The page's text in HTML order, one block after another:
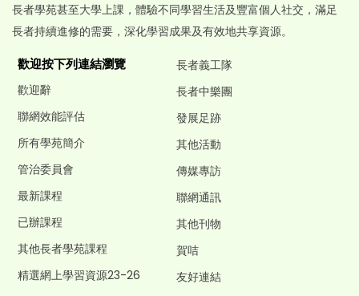
長者學苑甚至大學上課，體驗不同學習生活及豐富個人社交，滿足
長者持續進修的需要，深化學習成果及有效地共享資源。
歡迎按下列連結瀏覽
歡迎辭
聯網效能評估
所有學苑簡介
管治委員會
最新課程
已辦課程
其他長者學苑課程
精選網上學習資源23-26
長者義工隊
長者中樂團
發展足跡
其他活動
傳媒專訪
聯網通訊
其他刊物
賀咭
友好連結